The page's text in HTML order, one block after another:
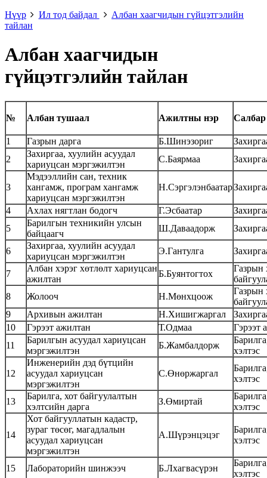
Нүүр
Ил тод байдал
Албан хаагчидын гүйцэтгэлийн
тайлан
Албан хаагчидын
гүйцэтгэлийн тайлан
№ Албан тушаал Ажилтны нэр
1 Газрын дарга Б.Шинэзориг
2
Захиргаа, хуулийн асуудал
хариуцсан мэргэжилтэн
С.Баярмаа
3
Мэдээллийн сан, техник
хангамж, програм хангамж
хариуцсан мэргэжилтэн
Н.Сэргэлэнбаатар
4 Ахлах нягтлан бодогч Г.Эсбаатар
5
Барилгын техникийн улсын
байцаагч
Ш.Даваадорж
6
Захиргаа, хуулийн асуудал
хариуцсан мэргэжилтэн
Э.Гантулга
7
Албан хэрэг хөтлөлт хариуцсан
ажилтан
Б.Буянтогтох
Газрын
8
Жолооч Н.Мөнхцоож
Газрын
9
Архивын ажилтан Н.Хишигжаргал
10
Гэрээт ажилтан Т.Одмаа
Гэрээт
11
Барилгын асуудал хариуцсан
мэргэжилтэн
Б.Жамбалдорж
хэлтэс
12
Инженерийн дэд бүтцийн
асуудал хариуцсан
мэргэжилтэн
С.Өнөржаргал
хэлтэс
13
Барилга, хот байгуулалтын
хэлтсийн дарга
З.Өмиртай
хэлтэс
14
Хот байгууллатын кадастр,
зураг төсөг, магадлалын
асуудал хариуцсан
мэргэжилтэн
А.Шүрэнцэцэг
хэлтэс
15 Лабораторийн шинжээч Б.Лхагвасүрэн
хэлтэс